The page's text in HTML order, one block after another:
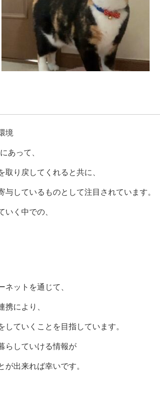
境
あって、
り戻してくれると共に、
しているものとして注目されています。
く中での、
ットを通じて、
により、
ていくことを目指しています。
らしていける情報が
出来れば幸いです。